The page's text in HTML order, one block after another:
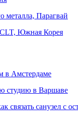
металла, Парагвай
Южная Корея
в Амстердаме
студию в Варшаве
связать санузел с